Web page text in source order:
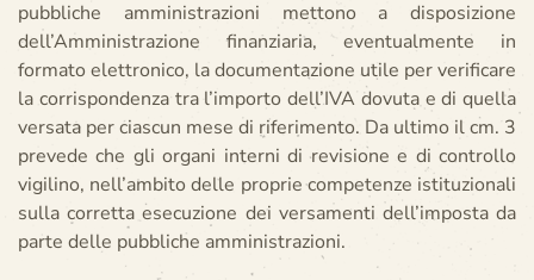
pubbliche amministrazioni mettono a disposizione
dell’Amministrazione finanziaria, eventualmente in
formato elettronico, la documentazione utile per verificare
la corrispondenza tra l’importo dell’IVA dovuta e di quella
versata per ciascun mese di riferimento. Da ultimo il cm. 3
prevede che gli organi interni di revisione e di controllo
vigilino, nell’ambito delle proprie competenze istituzionali
sulla corretta esecuzione dei versamenti dell’imposta da
parte delle pubbliche amministrazioni.